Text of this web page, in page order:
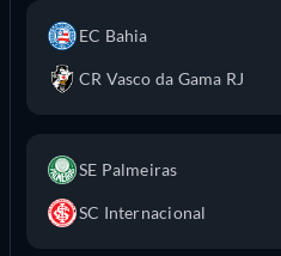
EC Bahia
CR Vasco da Gama RJ
SE Palmeiras
SC Internacional